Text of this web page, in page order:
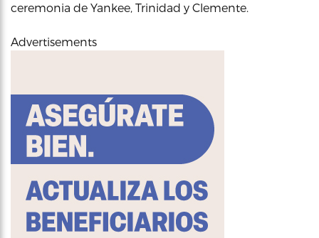
ceremonia de Yankee, Trinidad y Clemente.
Advertisements